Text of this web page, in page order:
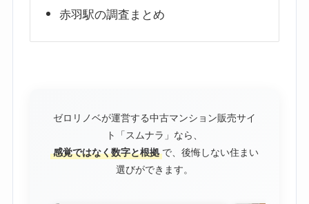
赤羽駅の調査まとめ
ゼロリノベが運営する中古マンション販売サイ
ト「スムナラ」なら、
感覚ではなく数字と根拠 で、後悔しない住まい
選びができます。